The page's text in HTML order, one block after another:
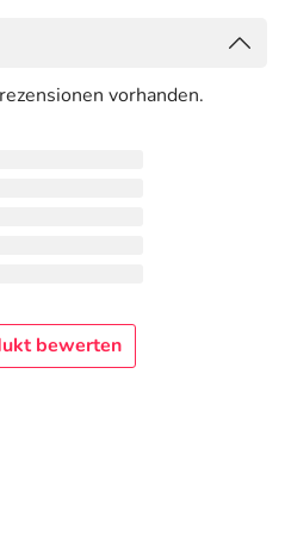
Saftmenge. Es wird
ml nach dem Essen. Der
gesüßt werden.
006
Unternehmens
GmbH
vorhanden.
bewerten